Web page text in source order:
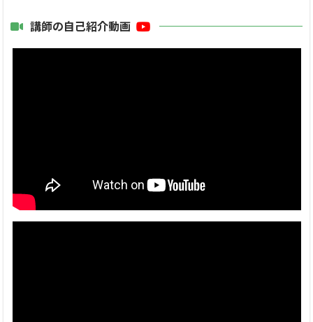
------------------------------------
わせ、海外で人種年齢を問わず世界中の様々な文化と言語の
生徒さん300名以上に歌とイラストを指導してた豊富な経験で
【世界レベルの内容】を、易しく生徒さん達の目線に合わせ
講師の自己紹介動画